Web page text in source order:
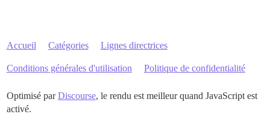
Accueil Catégories Lignes directrices
Conditions générales d'utilisation Politique de confidentialité
Optimisé parDiscourse, le rendu est meilleur quand JavaScript est
activé.